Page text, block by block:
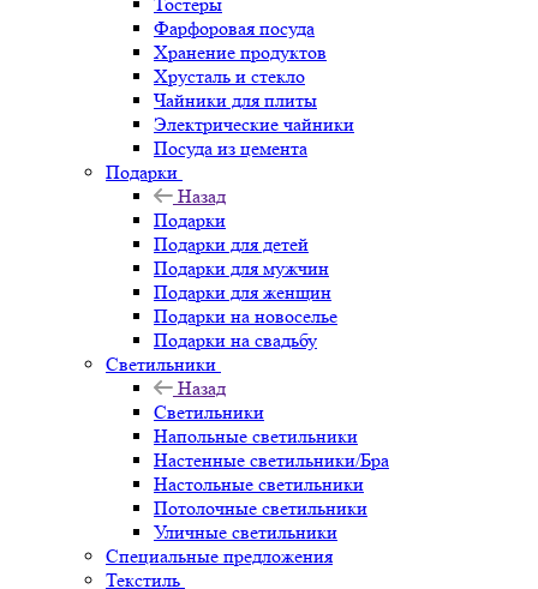
Фарфоровая посуда
Хранение продуктов
Хрусталь и стекло
Чайники для плиты
Электрические чайники
Посуда из цемента
Подарки
Назад
Подарки
Подарки для детей
Подарки для мужчин
Подарки для женщин
Подарки на новоселье
Подарки на свадьбу
Светильники
Назад
Светильники
Напольные светильники
Настенные светильники/Бра
Настольные светильники
Потолочные светильники
Уличные светильники
Специальные предложения
Текстиль